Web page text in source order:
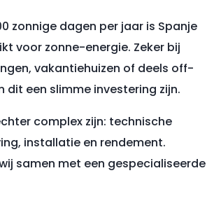
zonnige dagen per jaar is Spanje
voor zonne-energie. Zeker bij
vakantiehuizen of deels off-
dit een slimme investering zijn.
complex zijn: technische
installatie en rendement.
samen met een gespecialiseerde